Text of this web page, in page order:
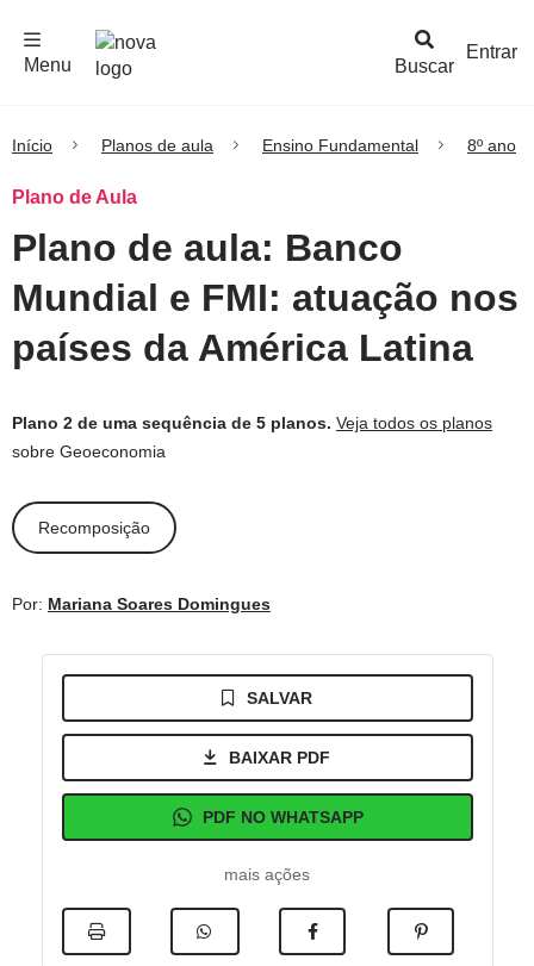
Buscar
Menu
Entrar
Início Planos de aula Ensino Fundamental 8º ano
Plano de Aula
Plano de aula: Banco
Mundial e FMI: atuação nos
países da América Latina
Plano 2 de uma sequência de 5 planos. Veja todos os planos
sobre Geoeconomia
Recomposição
Por: Mariana Soares Domingues
SALVAR
BAIXAR PDF
PDF NO WHATSAPP
mais ações